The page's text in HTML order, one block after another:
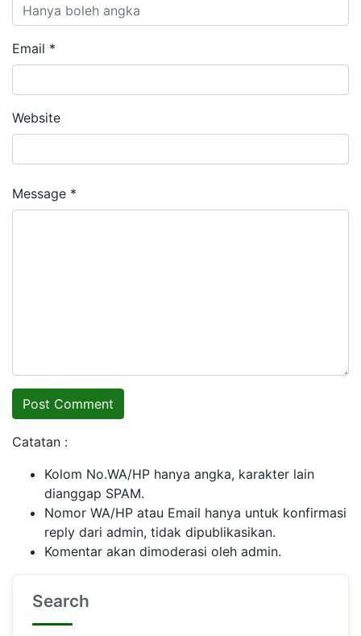
Email *
Website
Message *
Catatan :
Kolom No.WA/HP hanya angka, karakter lain
dianggap SPAM.
Nomor WA/HP atau Email hanya untuk konfirmasi
reply dari admin, tidak dipublikasikan.
Komentar akan dimoderasi oleh admin.
Search